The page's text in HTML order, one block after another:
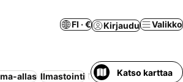
FI · € Kirjaudu Valikko
allas Ilmastointi Wi-Fi Maksuton
Katso karttaa